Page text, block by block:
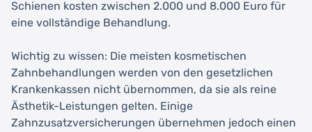
Schienen kosten zwischen 2.000 und 8.000 Euro für
eine vollständige Behandlung.
Wichtig zu wissen: Die meisten kosmetischen
Zahnbehandlungen werden von den gesetzlichen
Krankenkassen nicht übernommen, da sie als reine
Ästhetik-Leistungen gelten. Einige
Zahnzusatzversicherungen übernehmen jedoch einen